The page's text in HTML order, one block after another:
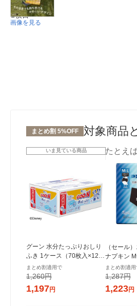
画像を見る
まとめ割 5%OFF 対象商品
いま見ている商品
グーン 水分たっぷりおしり
ふき 1ケース（70枚入×12パ
ック） 大王製紙
まとめ割適用で
1,260円
1,197円
たとえ
（セール
ナプキン
用 ブラッ
（4枚入×3
紙
まとめ割適用
1,287円
1,223円